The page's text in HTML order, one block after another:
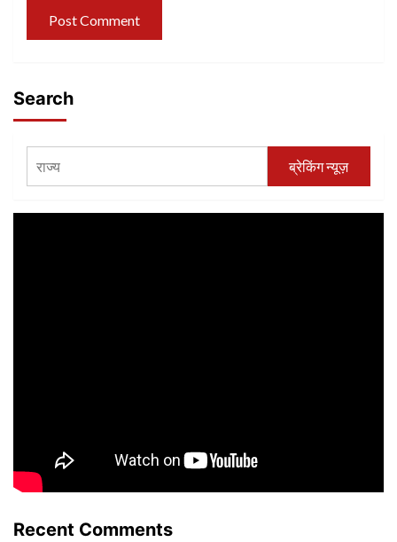
Search
ब्रेकिंग न्यूज़
Recent Comments